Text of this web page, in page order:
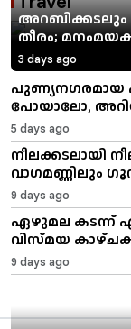
അറബിക്കടലും
തീരം;
3 days ago
പുണ്യനഗരമായ
പോയാലോ,
5 days ago
നീലക്കടലായി
വാഗമണ്ണിലും
9 days ago
ഏഴുമല കടന്ന്
വിസ്മയ
9 days ago